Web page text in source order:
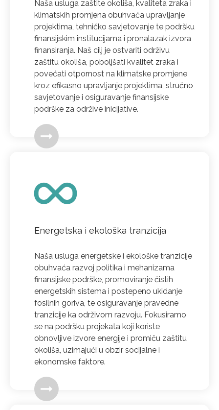
Naša usluga zaštite okoliša, kvaliteta zraka i
klimatskih promjena obuhvaća upravljanje
projektima, tehničko savjetovanje te podršku
finansijskim institucijama i pronalazak izvora
finansiranja. Naš cilj je ostvariti održivu
zaštitu okoliša, poboljšati kvalitet zraka i
povećati otpornost na klimatske promjene
kroz efikasno upravljanje projektima, stručno
savjetovanje i osiguravanje finansijske
podrške za održive inicijative.
Energetska i ekološka tranzicija
Naša usluga energetske i ekološke tranzicije
obuhvaća razvoj politika i mehanizama
finansijske podrške, promoviranje čistih
energetskih sistema i postepeno ukidanje
fosilnih goriva, te osiguravanje pravedne
tranzicije ka održivom razvoju. Fokusiramo
se na podršku projekata koji koriste
obnovljive izvore energije i promiču zaštitu
okoliša, uzimajući u obzir socijalne i
ekonomske faktore.